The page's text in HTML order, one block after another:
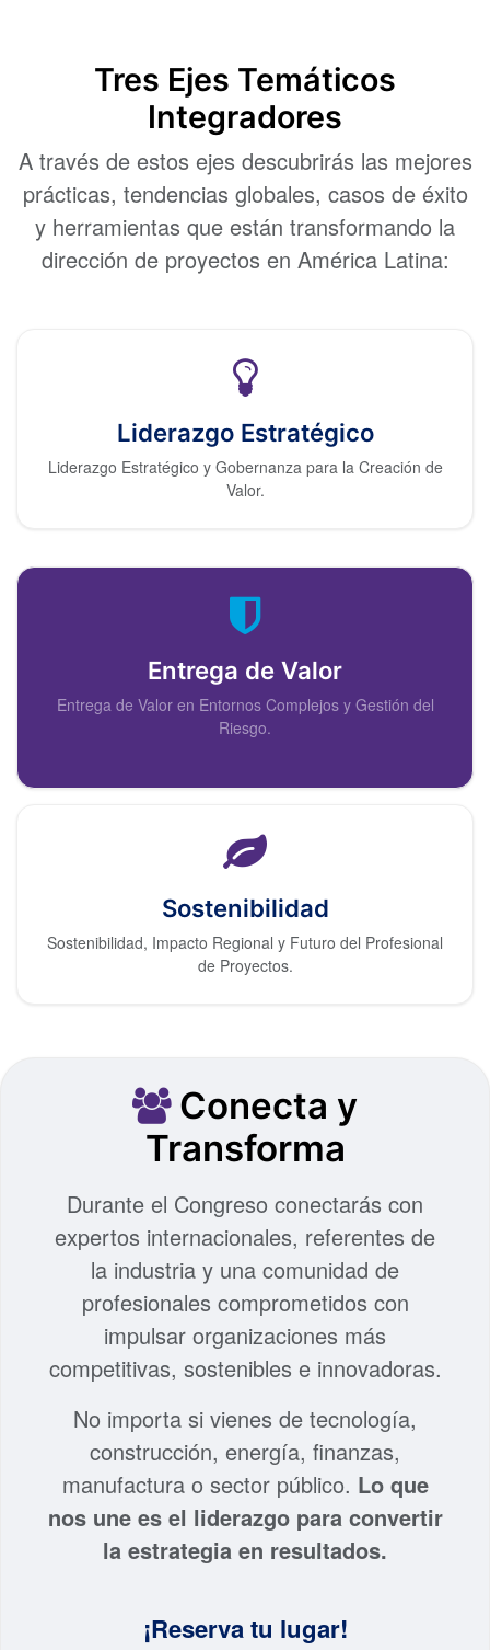
Tres Ejes Temáticos
Integradores
A través de estos ejes descubrirás las mejores
prácticas, tendencias globales, casos de éxito
y herramientas que están transformando la
dirección de proyectos en América Latina:
Liderazgo Estratégico
Liderazgo Estratégico y Gobernanza para la Creación de
Valor.
Entrega de Valor
Entrega de Valor en Entornos Complejos y Gestión del
Riesgo.
Sostenibilidad
Sostenibilidad, Impacto Regional y Futuro del Profesional
de Proyectos.
Conecta y
Transforma
Durante el Congreso conectarás con
expertos internacionales, referentes de
la industria y una comunidad de
profesionales comprometidos con
impulsar organizaciones más
competitivas, sostenibles e innovadoras.
No importa si vienes de tecnología,
construcción, energía, finanzas,
manufactura o sector público. Lo que
nos une es el liderazgo para convertir
la estrategia en resultados.
¡Reserva tu lugar!